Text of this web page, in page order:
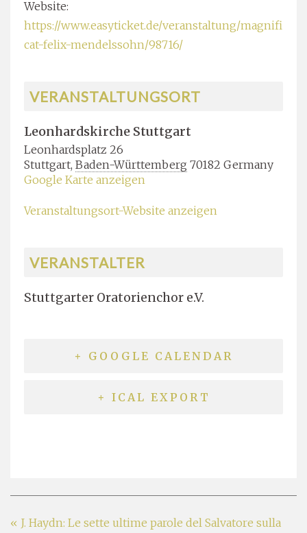
Website:
https://www.easyticket.de/veranstaltung/magnifi
cat-felix-mendelssohn/98716/
VERANSTALTUNGSORT
Leonhardskirche Stuttgart
Leonhardsplatz 26
Stuttgart, Baden-Württemberg 70182 Germany
Google Karte anzeigen
Veranstaltungsort-Website anzeigen
VERANSTALTER
Stuttgarter Oratorienchor e.V.
+ GOOGLE CALENDAR
+ ICAL EXPORT
« J. Haydn: Le sette ultime parole del Salvatore sulla